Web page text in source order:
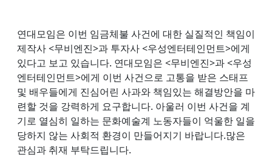
연대모임은 이번 임금체불 사건에 대한 실질적인 책임이
제작사 <무비엔진>과 투자사 <우성엔터테인먼트>에게
있다고 보고 있습니다. 연대모임은 <무비엔진>과 <우성
엔터테인먼트>에게 이번 사건으로 고통을 받은 스태프
및 배우들에게 진심어린 사과와 책임있는 해결방안을 마
련할 것을 강력하게 요구합니다. 아울러 이번 사건을 계
기로 열심히 일하는 문화예술계 노동자들이 억울한 일을
당하지 않는 사회적 환경이 만들어지기 바랍니다.많은
관심과 취재 부탁드립니다.